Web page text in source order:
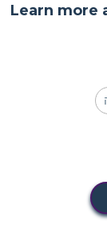
Learn more